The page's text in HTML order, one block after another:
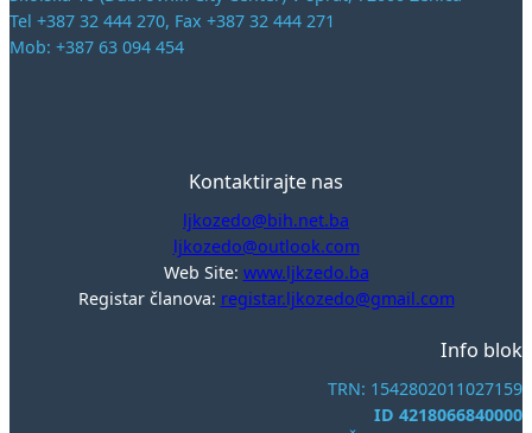
Tel +387 32 444 270, Fax +387 32 444 271
Mob: +387 63 094 454
Kontaktirajte nas
ljkozedo@bih.net.ba
ljkozedo@outlook.com
Web Site: www.ljkzedo.ba
Registar članova: registar.ljkozedo@gmail.com
Info blok
TRN: 1542802011027159
ID 4218066840000